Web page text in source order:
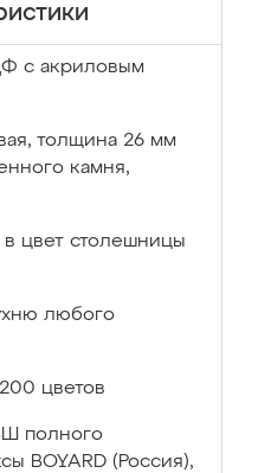
с акриловым
толщина 26 мм
камня,
цвет столешницы
любого
цветов
полного
BOYARD (Россия),